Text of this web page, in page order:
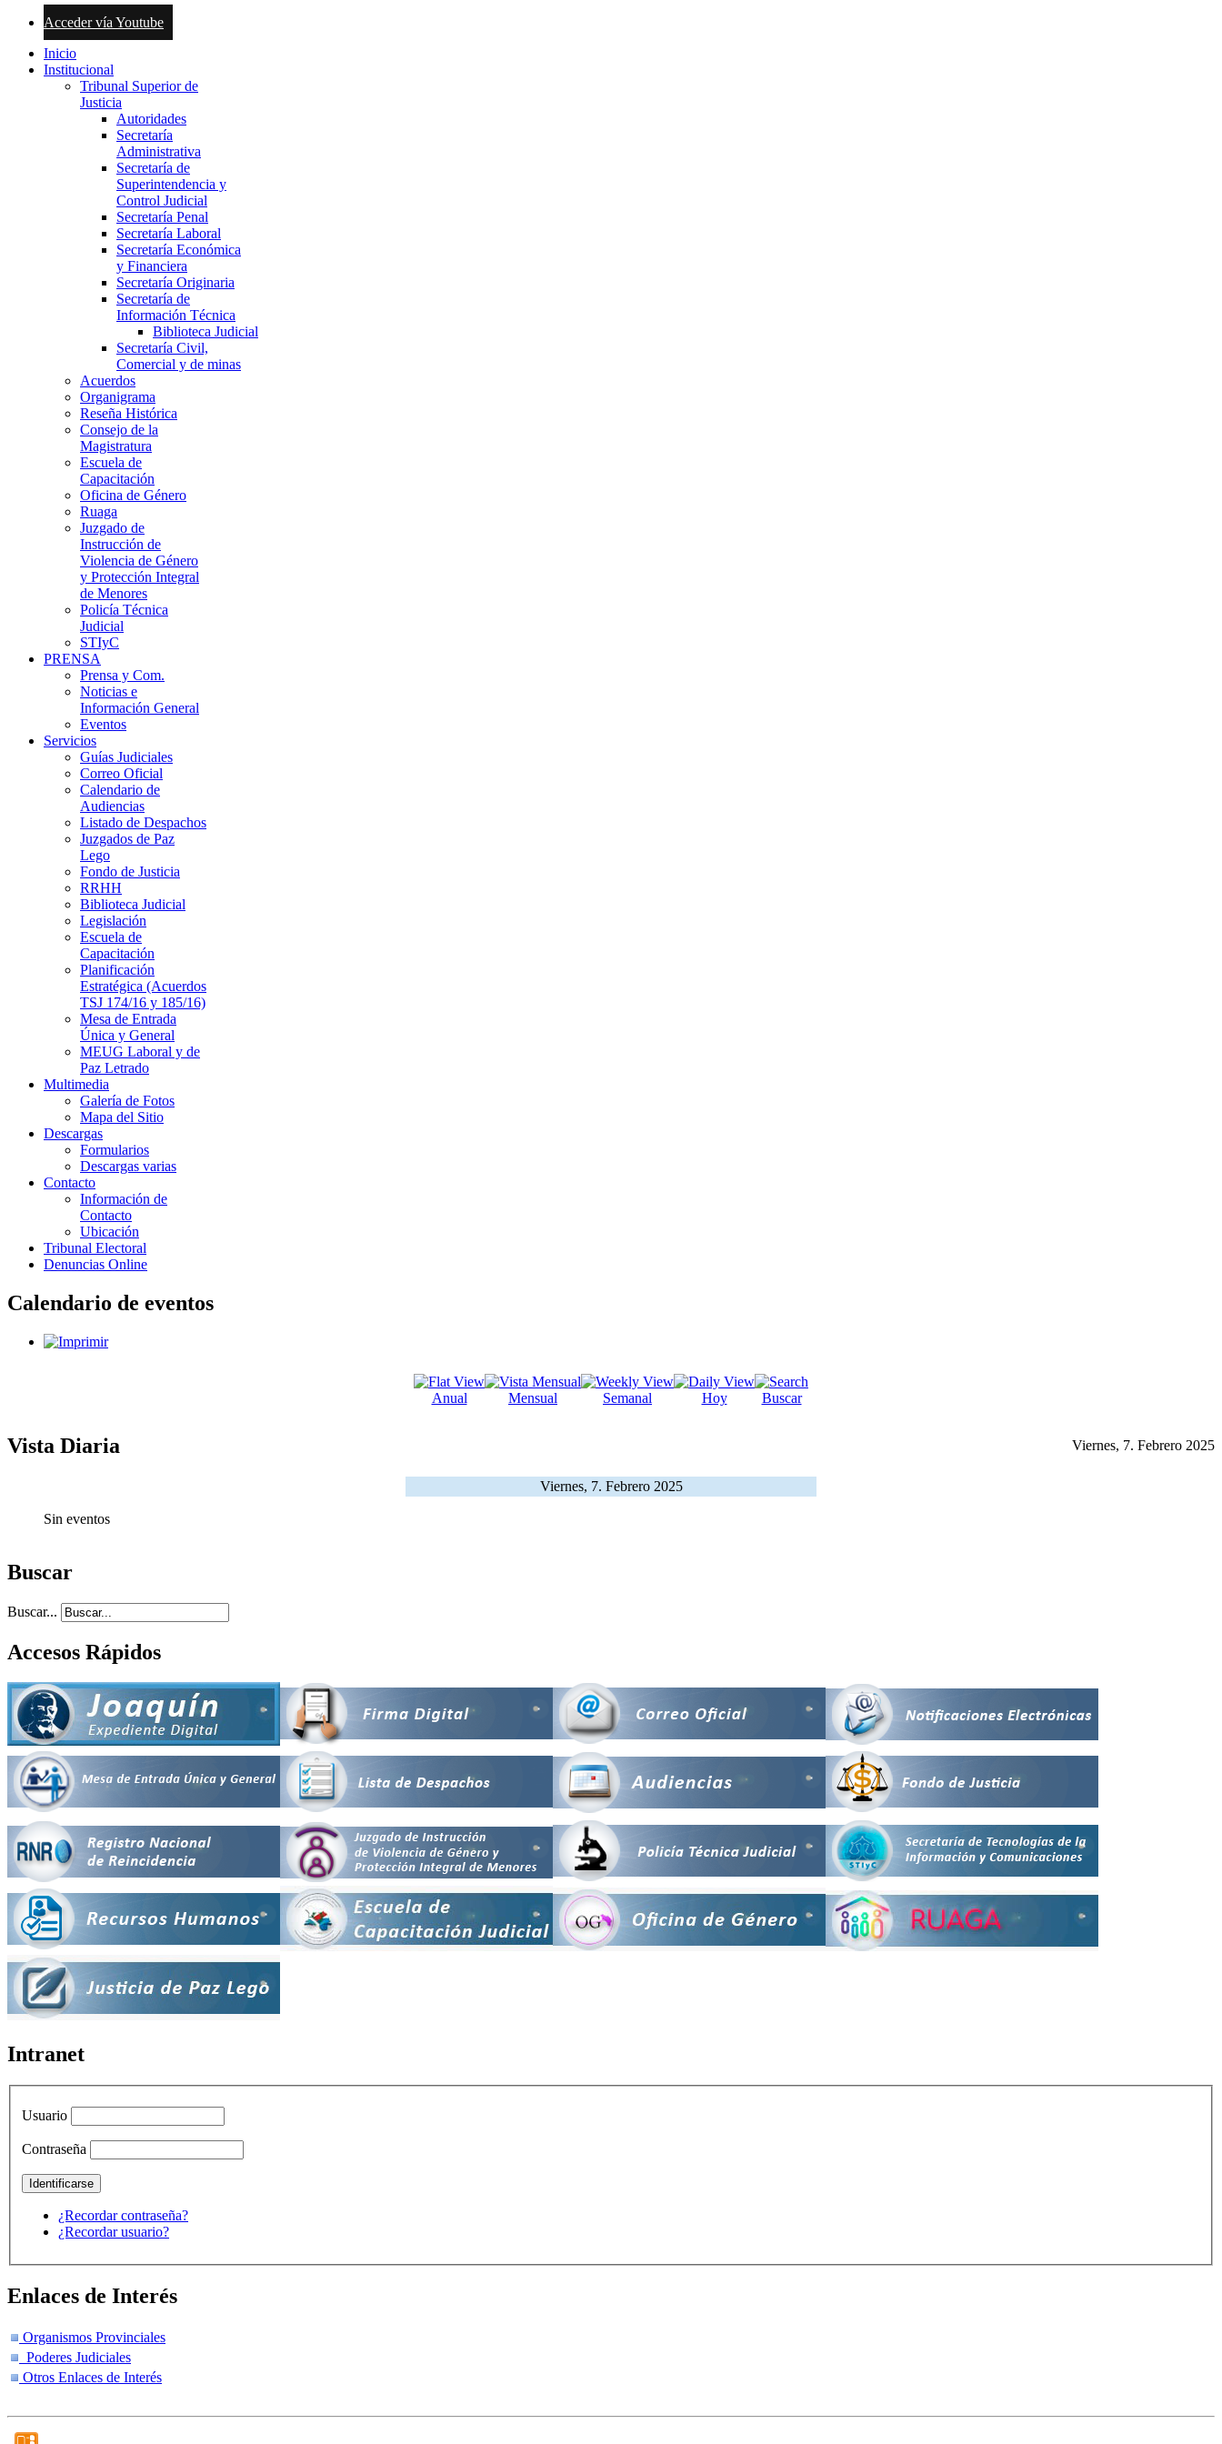
Acceder vía Youtube
Inicio
Institucional
Tribunal Superior de
Justicia
Autoridades
Secretaría
Administrativa
Secretaría de
Superintendencia y
Control Judicial
Secretaría Penal
Secretaría Laboral
Secretaría Económica
y Financiera
Secretaría Originaria
Secretaría de
Información Técnica
Biblioteca Judicial
Secretaría Civil,
Comercial y de minas
Acuerdos
Organigrama
Reseña Histórica
Consejo de la
Magistratura
Escuela de
Capacitación
Oficina de Género
Ruaga
Juzgado de
Instrucción de
Violencia de Género
y Protección Integral
de Menores
Policía Técnica
Judicial
STIyC
PRENSA
Prensa y Com.
Noticias e
Información General
Eventos
Servicios
Guías Judiciales
Correo Oficial
Calendario de
Audiencias
Listado de Despachos
Juzgados de Paz
Lego
Fondo de Justicia
RRHH
Biblioteca Judicial
Legislación
Escuela de
Capacitación
Planificación
Estratégica (Acuerdos
TSJ 174/16 y 185/16)
Mesa de Entrada
Única y General
MEUG Laboral y de
Paz Letrado
Multimedia
Galería de Fotos
Mapa del Sitio
Descargas
Formularios
Descargas varias
Contacto
Información de
Contacto
Ubicación
Tribunal Electoral
Denuncias Online
Calendario de eventos
Anual Mensual Semanal Hoy Buscar
Vista Diaria Viernes, 7. Febrero 2025
Viernes, 7. Febrero 2025
Sin eventos
Buscar
Buscar...
Accesos Rápidos
Intranet
Usuario
Contraseña
¿Recordar contraseña?
¿Recordar usuario?
Enlaces de Interés
Organismos Provinciales
Poderes Judiciales
Otros Enlaces de Interés